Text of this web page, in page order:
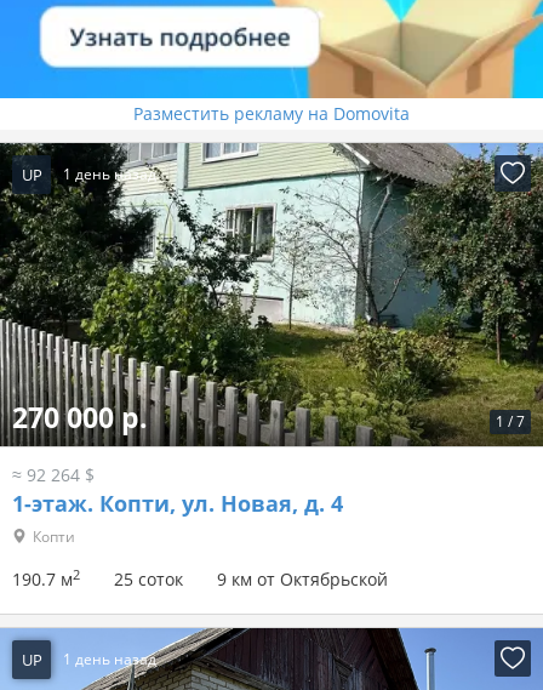
Разместить рекламу на Domovita
UP 1 день назад
1 /7
270 000 р.
≈ 92 264 $
1-этаж. Копти, ул. Новая, д. 4
Копти
190.7 м2 25 соток 9 км от Октябрьской
UP 1 день назад